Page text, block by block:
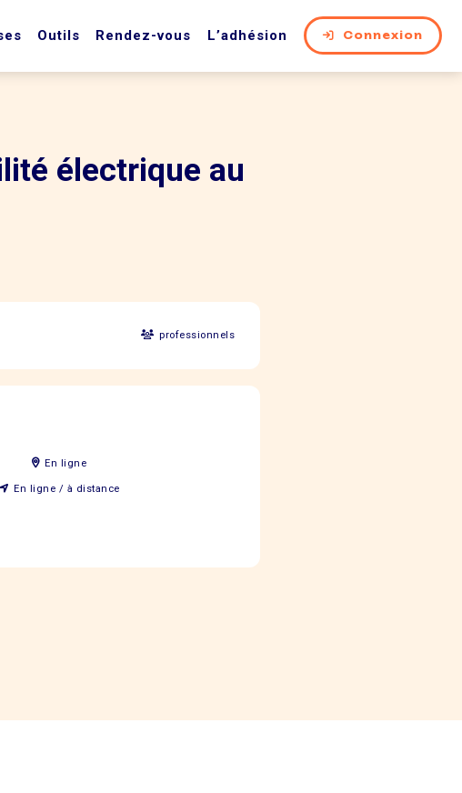
Outils Rendez-vous L’adhésion Connexion
électrique au
professionnels
En ligne
En ligne / à distance